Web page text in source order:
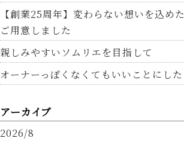
【創業25周年】変わらない想いを込め
ご用意しました
親しみやすいソムリエを目指して
オーナーっぽくなくてもいいことにした
アーカイブ
2026/8